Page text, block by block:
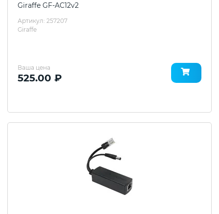
Giraffe GF-AC12v2
Артикул: 257207
Giraffe
Ваша цена
525.00 ₽